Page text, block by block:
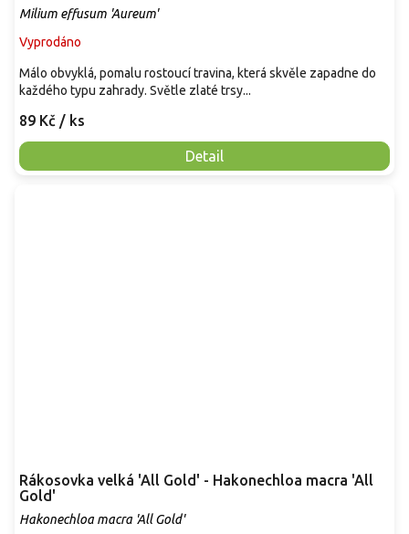
Milium effusum 'Aureum'
Vyprodáno
89 Kč / ks
Detail
Málo obvyklá, pomalu rostoucí travina, která skvěle zapadne do
každého typu zahrady. Světle zlaté trsy...
Rákosovka velká 'All Gold' - Hakonechloa macra 'All
Gold'
Hakonechloa macra 'All Gold'